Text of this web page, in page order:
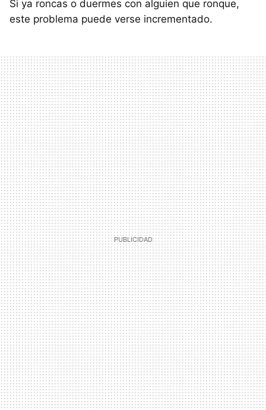
Si ya roncas o duermes con alguien que ronque,
este problema puede verse incrementado.